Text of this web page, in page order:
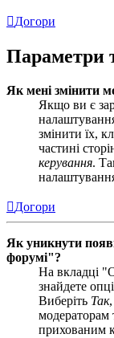
Догори
Параметри
Як мені змінити
Якщо ви є
змінити їх,
частині
керування.
Догори
Як уникнути
форумі"?
На вкладці
знайдете
Виберіть Так
модераторам
прихованим